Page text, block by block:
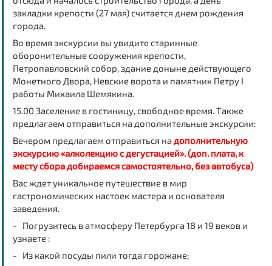
закладки крепости (27 мая) считается днем рождения
города.
Во время экскурсии вы увидите старинные
оборонительные сооружения крепости,
Петропавловский собор, здание доныне действующего
Монетного Двора, Невские ворота и памятник Петру I
работы Михаила Шемякина.
15.00 Заселение в гостиницу, свободное время.Также
предлагаем отправиться на дополнительные экскурсии:
Вечером предлагаем отправиться надополнительную
экскурсию «алколекцию с дегустацией». (доп. плата, к
месту сбора добираемся самостоятельно, без автобуса)
Вас ждет уникальное путешествие в мир
гастрономических настоек мастера и основателя
заведения.
- Погрузитесь в атмосферу Петербурга 18 и 19 веков и
узнаете :
- Из какой посуды пили тогда горожане;